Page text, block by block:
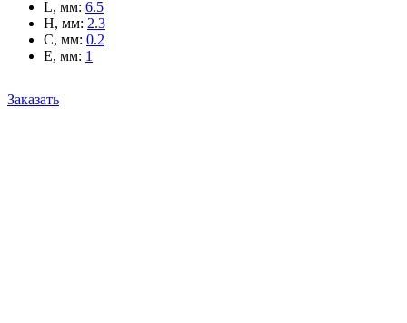
L, мм: 6.5
H, мм: 2.3
C, мм: 0.2
E, мм: 1
Заказать